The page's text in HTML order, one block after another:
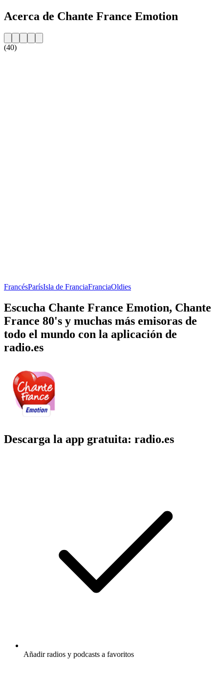
Acerca de Chante France Emotion
(40)
FrancésParísIsla de FranciaFranciaOldies
Escucha Chante France Emotion, Chante
France 80's y muchas más emisoras de
todo el mundo con la aplicación de
radio.es
Descarga la app gratuita: radio.es
Añadir radios y podcasts a favoritos